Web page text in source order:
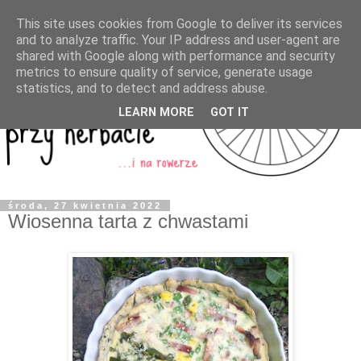
środa, 27 kwietnia 2022
Wiosenna tarta z chwastami
This site uses cookies from Google to deliver its services
and to analyze traffic. Your IP address and user-agent are
shared with Google along with performance and security
metrics to ensure quality of service, generate usage
statistics, and to detect and address abuse.
LEARN MORE GOT IT